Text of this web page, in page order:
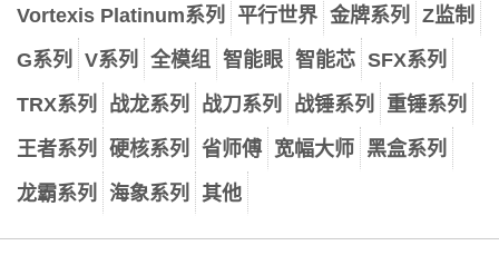
Vortexis Platinum系列
平行世界 金牌系列
Z监制
G系列
V系列 全模组 智能眼 智能芯 SFX系列
TRX系列
战龙系列 战刀系列 战锤系列
重锤系列
王者系列
硬核系列 省师傅 宽幅大师
黑盒系列
龙霸系列
海象系列 其他